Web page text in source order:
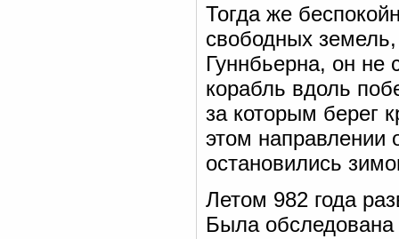
Тогда же
свободных
Гуннбьерна, он не
корабль вдоль
за которым берег
этом направлении
остановились
Летом 982 года
Была обследована